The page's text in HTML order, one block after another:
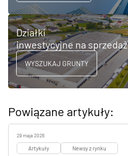
Działki
inwestycyjne na sprzedaż
WYSZUKAJ GRUNTY
Powiązane artykuły:
29 maja 2026
Artykuły Newsy z rynku